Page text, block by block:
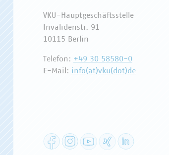
VKU-Hauptgeschäftsstelle
Invalidenstr. 91
10115 Berlin
Telefon: +49 30 58580-0
E-Mail: info(at)vku(dot)de
FacebookInstagramYouTube XING